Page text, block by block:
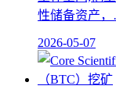
性储备资产
2026-05-07